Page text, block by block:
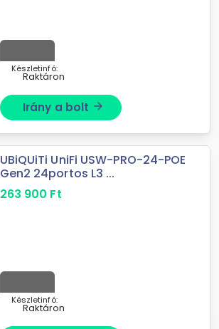
Készletinfó:
Raktáron
Irány a bolt arrow_forward
UBiQUiTi UniFi USW-PRO-24-POE
Gen2 24portos L3 ...
263 900 Ft
Készletinfó:
Raktáron